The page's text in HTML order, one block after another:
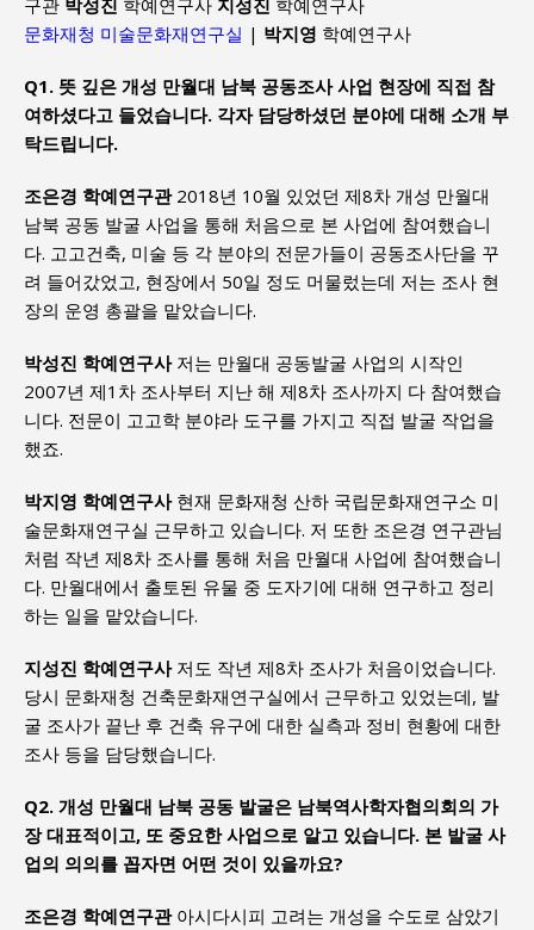
문화재청 미술문화재연구실 | 박지영 학예연구사
Q1. 뜻 깊은 개성 만월대 남북 공동조사 사업 현장에 직접 참
여하셨다고 들었습니다. 각자 담당하셨던 분야에 대해 소개 부
탁드립니다.
조은경 학예연구관2018년 10월 있었던 제8차 개성 만월대
남북 공동 발굴 사업을 통해 처음으로 본 사업에 참여했습니
다. 고고건축, 미술 등 각 분야의 전문가들이 공동조사단을 꾸
려 들어갔었고, 현장에서 50일 정도 머물렀는데 저는 조사 현
장의 운영 총괄을 맡았습니다.
박성진 학예연구사저는 만월대 공동발굴 사업의 시작인
2007년 제1차 조사부터 지난 해 제8차 조사까지 다 참여했습
니다. 전문이 고고학 분야라 도구를 가지고 직접 발굴 작업을
했죠.
박지영 학예연구사현재 문화재청 산하 국립문화재연구소 미
술문화재연구실 근무하고 있습니다. 저 또한 조은경 연구관님
처럼 작년 제8차 조사를 통해 처음 만월대 사업에 참여했습니
다. 만월대에서 출토된 유물 중 도자기에 대해 연구하고 정리
하는 일을 맡았습니다.
지성진 학예연구사저도 작년 제8차 조사가 처음이었습니다.
당시 문화재청 건축문화재연구실에서 근무하고 있었는데, 발
굴 조사가 끝난 후 건축 유구에 대한 실측과 정비 현황에 대한
조사 등을 담당했습니다.
Q2. 개성 만월대 남북 공동 발굴은 남북역사학자협의회의 가
장 대표적이고, 또 중요한 사업으로 알고 있습니다. 본 발굴 사
업의 의의를 꼽자면 어떤 것이 있을까요?
조은경 학예연구관아시다시피 고려는 개성을 수도로 삼았기